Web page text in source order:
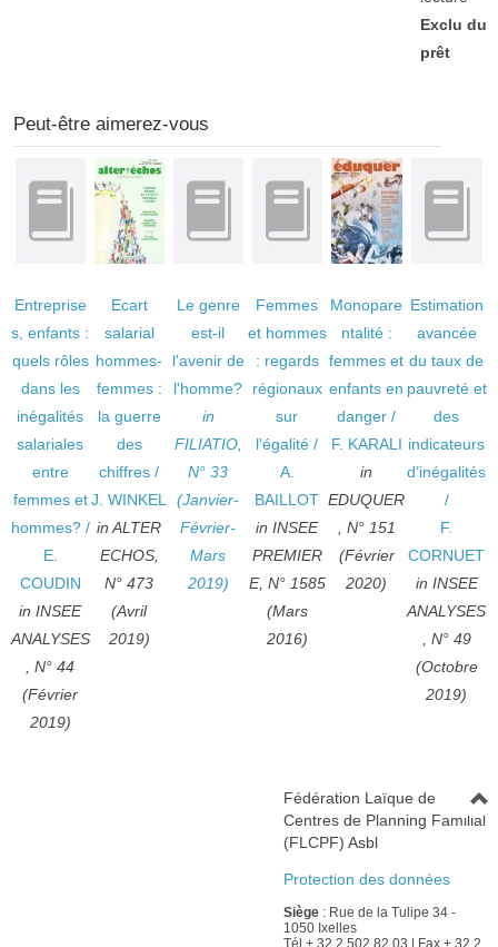
Exclu du
prêt
Peut-être aimerez-vous
Entreprise
s, enfants :
quels rôles
dans les
inégalités
salariales
entre
femmes et
hommes?/
E.
COUDIN
in INSEE
ANALYSES
, N° 44
(Février
2019)
Ecart
salarial
hommes-
femmes :
la guerre
des
chiffres /
J. WINKEL
in ALTER
ECHOS,
N° 473
(Avril
2019)
Le genre
est-il
l'avenir de
l'homme?
in
FILIATIO,
N° 33
(Janvier-
Février-
Mars
2019)
Femmes
et hommes
: regards
régionaux
sur
l'égalité /
A.
BAILLOT
in INSEE
PREMIER
E, N° 1585
(Mars
2016)
Monopare
ntalité :
femmes et
enfants en
danger /
F. KARALI
in
EDUQUER
, N° 151
(Février
2020)
Estimation
avancée
du taux de
pauvreté et
des
indicateurs
d’inégalités
/
F.
CORNUET
in INSEE
ANALYSES
, N° 49
(Octobre
2019)
Fédération Laïque de
Centres de Planning Familial
(FLCPF) Asbl
Protection des données
Siège: Rue de la Tulipe 34 -
1050 Ixelles
Tél + 32 2 502 82 03 | Fax + 32 2